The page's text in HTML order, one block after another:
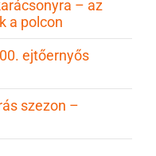
– az
a polcon
ejtőernyős
szezon –